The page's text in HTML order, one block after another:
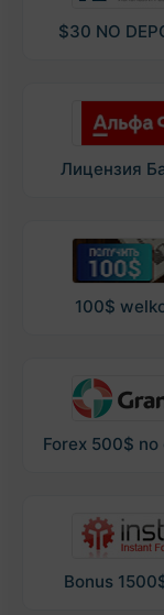
$30 NO
Лицензия
100$
Forex 500$
Bonus